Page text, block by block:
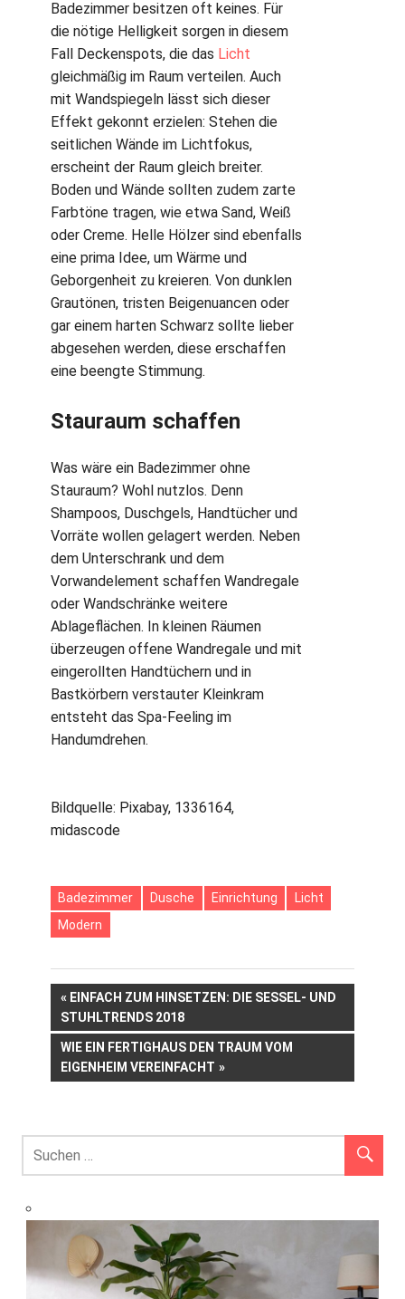
Badezimmer besitzen oft keines. Für
die nötige Helligkeit sorgen in diesem
Fall Deckenspots, die das Licht
gleichmäßig im Raum verteilen. Auch
mit Wandspiegeln lässt sich dieser
Effekt gekonnt erzielen: Stehen die
seitlichen Wände im Lichtfokus,
erscheint der Raum gleich breiter.
Boden und Wände sollten zudem zarte
Farbtöne tragen, wie etwa Sand, Weiß
oder Creme. Helle Hölzer sind ebenfalls
eine prima Idee, um Wärme und
Geborgenheit zu kreieren. Von dunklen
Grautönen, tristen Beigenuancen oder
gar einem harten Schwarz sollte lieber
abgesehen werden, diese erschaffen
eine beengte Stimmung.
Stauraum schaffen
Was wäre ein Badezimmer ohne
Stauraum? Wohl nutzlos. Denn
Shampoos, Duschgels, Handtücher und
Vorräte wollen gelagert werden. Neben
dem Unterschrank und dem
Vorwandelement schaffen Wandregale
oder Wandschränke weitere
Ablageflächen. In kleinen Räumen
überzeugen offene Wandregale und mit
eingerollten Handtüchern und in
Bastkörbern verstauter Kleinkram
entsteht das Spa-Feeling im
Handumdrehen.
Bildquelle: Pixabay, 1336164,
midascode
Badezimmer Dusche Einrichtung
Licht
Modern
Beitrags-
Navigation
VORHERIGER
BEITRAG:
EINFACH ZUM HINSETZEN: DIE SESSEL- UND
STUHLTRENDS 2018
NÄCHSTER
BEITRAG:
WIE EIN FERTIGHAUS DEN TRAUM VOM
EIGENHEIM VEREINFACHT